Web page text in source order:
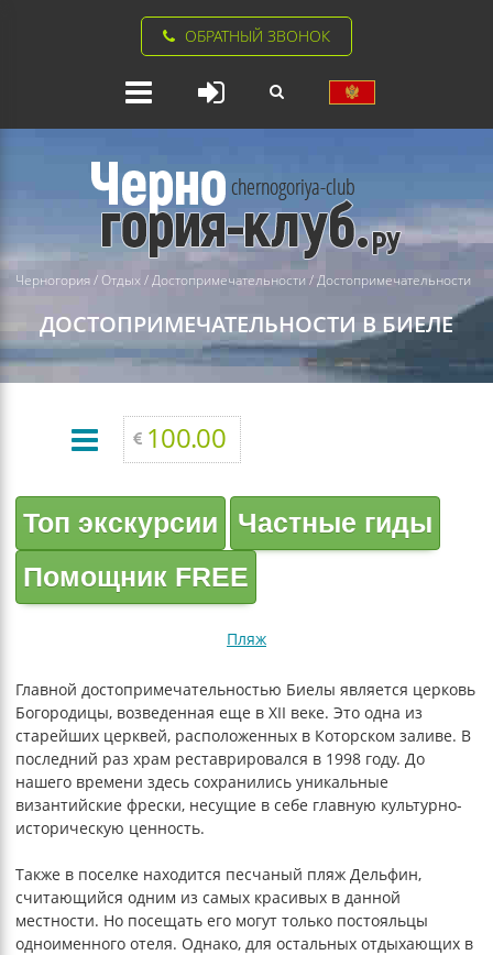
ОБРАТНЫЙ ЗВОНОК
Черногория/ Отдых/Достопримечательности /Достопримечательности
ДОСТОПРИМЕЧАТЕЛЬНОСТИ В БИЕЛЕ
100.00
Топ экскурсии
Частные гиды
Помощник FREE
Пляж
Главной достопримечательностью Биелы является церковь
Богородицы, возведенная еще в XII веке. Это одна из
старейших церквей, расположенных в Которском заливе. В
последний раз храм реставрировался в 1998 году. До
нашего времени здесь сохранились уникальные
византийские фрески, несущие в себе главную культурно-
историческую ценность.
Также в поселке находится песчаный пляж Дельфин,
считающийся одним из самых красивых в данной
местности. Но посещать его могут только постояльцы
одноименного отеля. Однако, для остальных отдыхающих в